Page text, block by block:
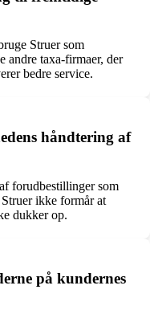
Struer som
andre taxa-firmaer, der
bedre service.
håndtering af
forudbestillinger som
ikke formår at
dukker op.
på kundernes